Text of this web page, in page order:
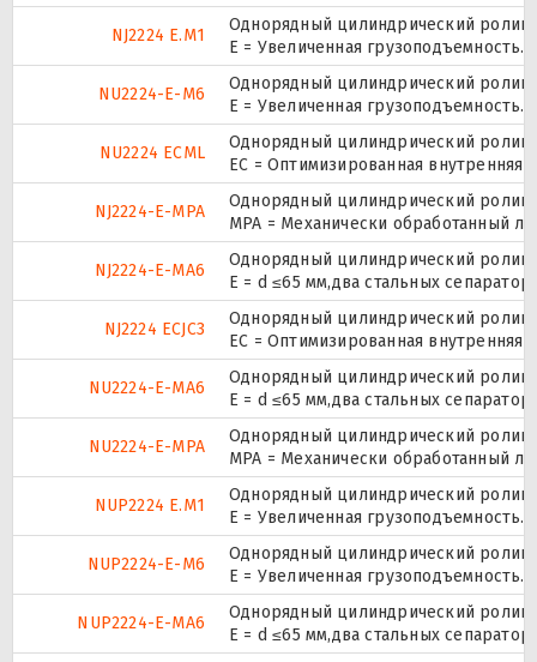
NJ2224 E.M1
Однорядный цилиндрический
E = Увеличенная
NU2224-E-M6
Однорядный цилиндрический
E = Увеличенная
NU2224 ECML
Однорядный цилиндрический
EC = Оптимизированная
NJ2224-E-MPA
Однорядный цилиндрический
MPA = Механически обработанный
NJ2224-E-MA6
Однорядный цилиндрический
E = d ≤65 мм,два стальных
NJ2224 ECJC3
Однорядный цилиндрический
EC = Оптимизированная
NU2224-E-MA6
Однорядный цилиндрический
E = d ≤65 мм,два стальных
NU2224-E-MPA
Однорядный цилиндрический
MPA = Механически обработанный
NUP2224 E.M1
Однорядный цилиндрический
E = Увеличенная
NUP2224-E-M6
Однорядный цилиндрический
E = Увеличенная
NUP2224-E-MA6
Однорядный цилиндрический
E = d ≤65 мм,два стальных